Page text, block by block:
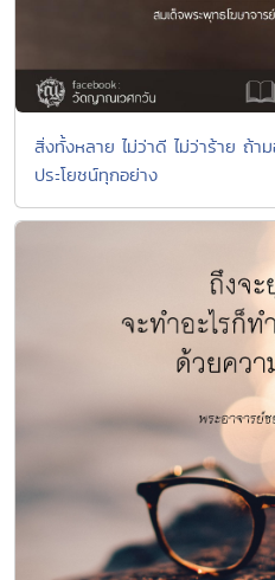
สิ่งทั้งหลาย ไม่ว่าดี ไม่ว่าร้าย ถ้า
ประโยชน์ทุกอย่าง